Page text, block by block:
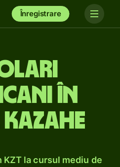
Înregistrare
în
la cursul mediu de